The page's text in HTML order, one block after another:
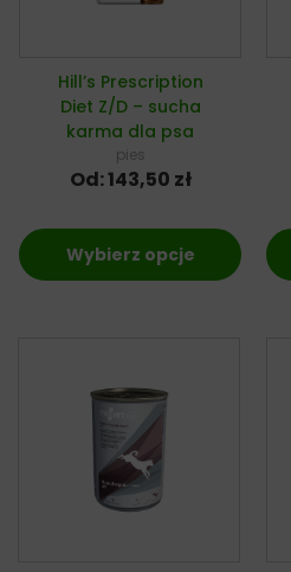
Hill’s Prescription
Diet Z/D – sucha
karma dla psa
pies
Od:143,50 zł
Wybierz opcje